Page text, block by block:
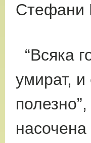
Стефани
“Всяка
умират,